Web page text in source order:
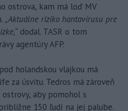
ostrova, kam má loď MV
„Aktuálne riziko hantavírusu pre
dodal. TASR o tom
agentúry AFP.
holandskou vlajkou má
za úsvitu. Tedros má zároveň
aby pomohol s
150 ľudí na jej palube.